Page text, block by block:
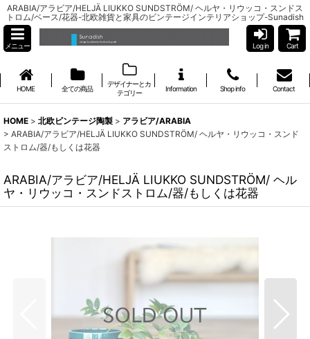
ARABIA/アラビア/HELJÄ LIUKKO SUNDSTRÖM/ ヘルヤ・リウッコ・スンドス
トロム/ベース/花器-北欧雑貨と家具のビンテージインテリアショップ-Sunadish
メニュー Log in Cart
HOME 全ての商品
デザイナーとカ
テゴリー
Information Shop info Contact
HOME > 北欧ビンテージ陶製 > アラビア/ARABIA
> ARABIA/アラビア/HELJÄ LIUKKO SUNDSTRÖM/ ヘルヤ・リウッコ・スンド
ストロム/器/もしくは花器
ARABIA/アラビア/HELJÄ LIUKKO SUNDSTRÖM/ ヘル
ヤ・リウッコ・スンドストロム/器/もしくは花器